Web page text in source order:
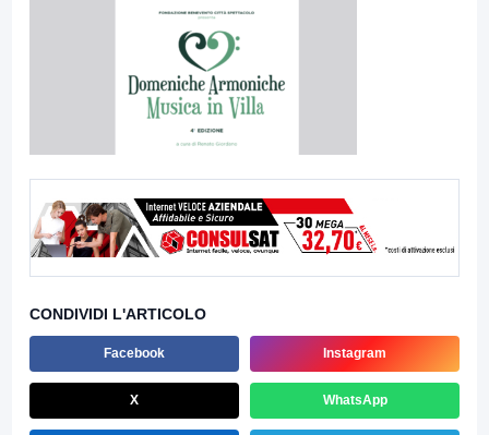
CONDIVIDI L'ARTICOLO
Facebook Instagram
X WhatsApp